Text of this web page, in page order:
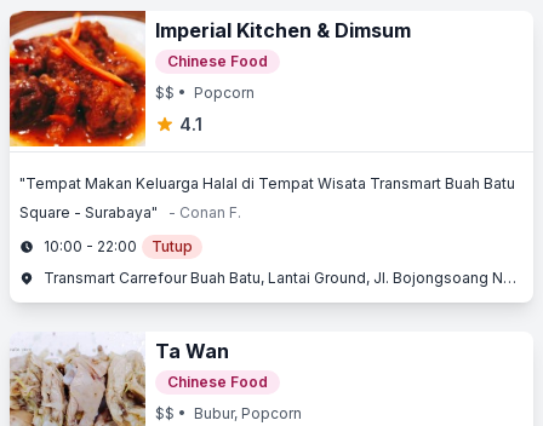
Imperial Kitchen & Dimsum
Chinese Food
$$ • Popcorn
4.1
"Tempat Makan Keluarga Halal di Tempat Wisata Transmart Buah Batu
Square - Surabaya"
- Conan F.
10:00 - 22:00
Tutup
Transmart Carrefour Buah Batu, Lantai Ground, Jl. Bojongsoang No. 320, Buah Batu, Bandung, Jawa Barat
Ta Wan
Chinese Food
$$ • Bubur, Popcorn